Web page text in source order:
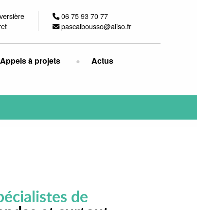
06 75 93 70 77
pascalbousso@aliso.fr
Appels à projets Actus
de